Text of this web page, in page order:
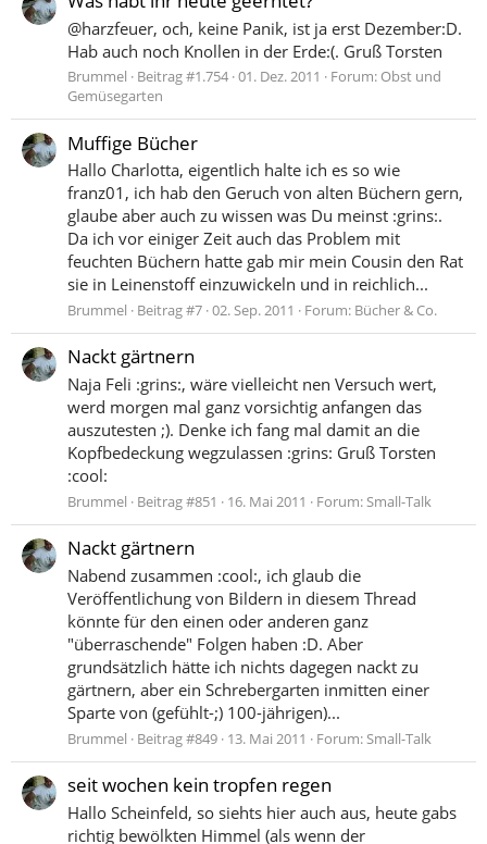
@harzfeuer, och, keine Panik, ist ja erst Dezember:D.
Hab auch noch Knollen in der Erde:(. Gruß Torsten
Brummel Beitrag #1.754 01. Dez. 2011 Forum: Obst und
Gemüsegarten
Muffige Bücher
Hallo Charlotta, eigentlich halte ich es so wie
franz01, ich hab den Geruch von alten Büchern gern,
glaube aber auch zu wissen was Du meinst :grins:.
Da ich vor einiger Zeit auch das Problem mit
feuchten Büchern hatte gab mir mein Cousin den Rat
sie in Leinenstoff einzuwickeln und in reichlich...
Brummel Beitrag #7 02. Sep. 2011 Forum: Bücher & Co.
Nackt gärtnern
Naja Feli :grins:, wäre vielleicht nen Versuch wert,
werd morgen mal ganz vorsichtig anfangen das
auszutesten ;). Denke ich fang mal damit an die
Kopfbedeckung wegzulassen :grins: Gruß Torsten
:cool:
Brummel Beitrag #851 16. Mai 2011 Forum:Small-Talk
Nackt gärtnern
Nabend zusammen :cool:, ich glaub die
Veröffentlichung von Bildern in diesem Thread
könnte für den einen oder anderen ganz
"überraschende" Folgen haben :D. Aber
grundsätzlich hätte ich nichts dagegen nackt zu
gärtnern, aber ein Schrebergarten inmitten einer
Sparte von (gefühlt-;) 100-jährigen)...
Brummel Beitrag #849 13. Mai 2011 Forum:Small-Talk
seit wochen kein tropfen regen
Hallo Scheinfeld, so siehts hier auch aus, heute gabs
richtig bewölkten Himmel (als wenn der